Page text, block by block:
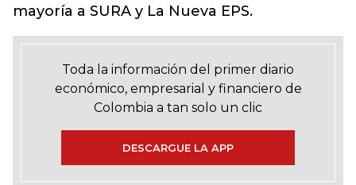
mayoría a SURA y La Nueva EPS.
Toda la información del primer diario
económico, empresarial y financiero de
Colombia a tan solo un clic
DESCARGUE LA APP